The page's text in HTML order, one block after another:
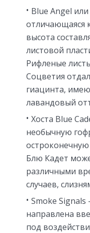
Blue Angel
отличающаяся
высота
листовой
Рифленые
Соцветия
гиацинта,
лавандовый
Хоста Blue
необычную
остроконечную
Блю Кадет
различными
случаев,
Smoke
направлена
под